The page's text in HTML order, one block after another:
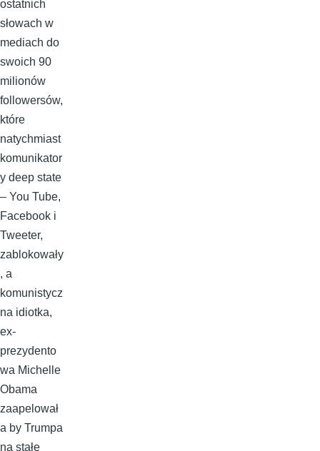
ostatnich
słowach w
mediach do
swoich 90
milionów
followersów,
które
natychmiast
komunikator
y deep state
– You Tube,
Facebook i
Tweeter,
zablokowały
, a
komunistycz
na idiotka,
ex-
prezydento
wa Michelle
Obama
zaapelował
a by Trumpa
na stałe